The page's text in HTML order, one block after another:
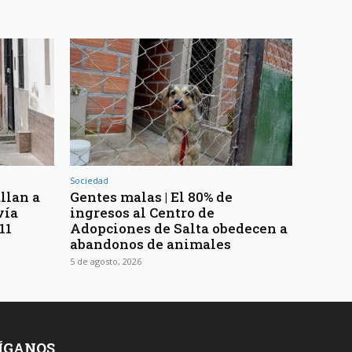
a
Sociedad
Gentes malas | El 80% de
ingresos al Centro de
Adopciones de Salta obedecen a
abandonos de animales
5 de agosto, 2026